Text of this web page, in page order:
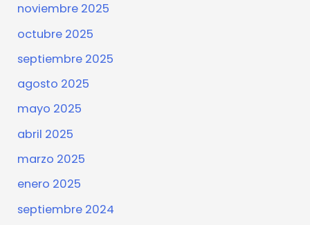
noviembre 2025
octubre 2025
septiembre 2025
agosto 2025
mayo 2025
abril 2025
marzo 2025
enero 2025
septiembre 2024